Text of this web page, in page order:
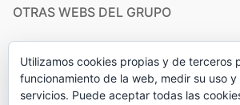
OTRAS WEBS DEL GRUPO
Experiencias de Enoturismo
Utilizamos cookies propias y de terceros
funcionamiento de la web, medir su uso
servicios. Puede aceptar todas las